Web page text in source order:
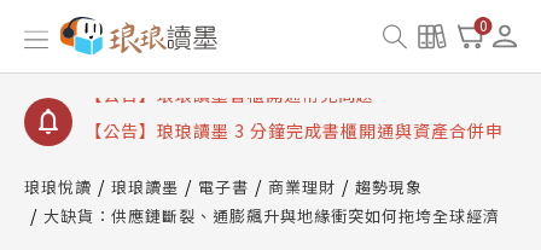
0
【公告】琅琅讀墨數位閱讀資產合併與書櫃開通申請
【公告】琅琅讀墨書櫃開通常見問題
【公告】琅琅讀墨 3 分鐘完成書櫃開通與資產合併申
請圖文教學
查詢
【公告】琅琅讀墨數位閱讀資產合併與書櫃開通申請
琅琅悅讀 琅琅讀墨 電子書 商業理財
趨勢現象
大缺貨：供應鏈斷裂、通膨飆升與地緣衝突如何拖垮全球經濟